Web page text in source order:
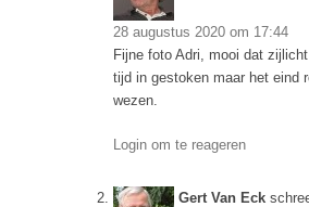
28 augustus 2020 om 17:44
Fijne foto Adri, mooi dat
tijd in gestoken maar het eind
wezen.
Login om te reageren
Gert Van Eck